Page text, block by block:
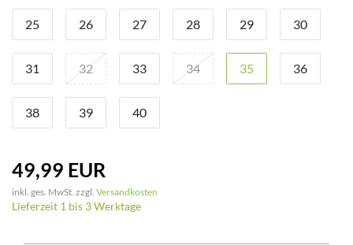
25 26 27 28 29 30
31 32 33 34 35 36
38 39 40
49,99 EUR
inkl. ges. MwSt. zzgl. Versandkosten
Lieferzeit 1 bis 3 Werktage